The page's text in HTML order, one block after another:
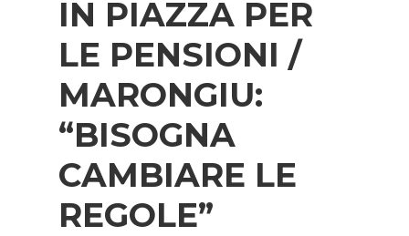
IN PIAZZA PER
LE PENSIONI /
MARONGIU:
“BISOGNA
CAMBIARE LE
REGOLE”